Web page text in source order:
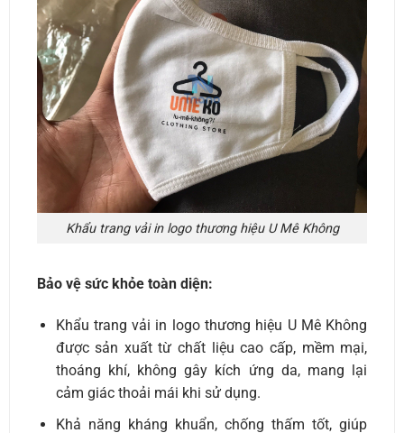
Khẩu trang vải in logo thương hiệu U Mê Không
Bảo vệ sức khỏe toàn diện:
Khẩu trang vải in logo thương hiệu U Mê Không
được sản xuất từ chất liệu cao cấp, mềm mại,
thoáng khí, không gây kích ứng da, mang lại
cảm giác thoải mái khi sử dụng.
Khả năng kháng khuẩn, chống thấm tốt, giúp